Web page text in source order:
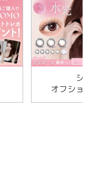
シ
オフショ